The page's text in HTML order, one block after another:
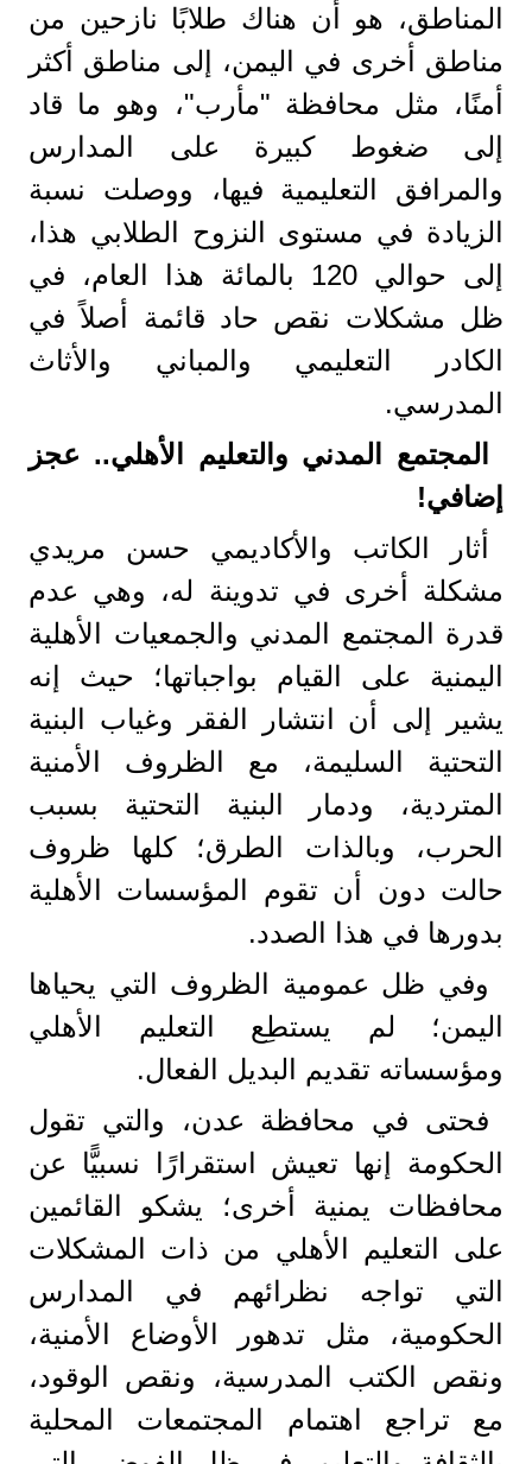
المناطق، هو أن هناك طلابًا نازحين من
مناطق أخرى في اليمن، إلى مناطق أكثر
أمنًا، مثل محافظة "مأرب"، وهو ما قاد
إلى ضغوط كبيرة على المدارس
والمرافق التعليمية فيها، ووصلت نسبة
الزيادة في مستوى النزوح الطلابي هذا،
إلى حوالي 120 بالمائة هذا العام، في
ظل مشكلات نقص حاد قائمة أصلاً في
الكادر التعليمي والمباني والأثاث
المدرسي.
المجتمع المدني والتعليم الأهلي.. عجز
إضافي!
أثار الكاتب والأكاديمي حسن مريدي
مشكلة أخرى في تدوينة له، وهي عدم
قدرة المجتمع المدني والجمعيات الأهلية
اليمنية على القيام بواجباتها؛ حيث إنه
يشير إلى أن انتشار الفقر وغياب البنية
التحتية السليمة، مع الظروف الأمنية
المتردية، ودمار البنية التحتية بسبب
الحرب، وبالذات الطرق؛ كلها ظروف
حالت دون أن تقوم المؤسسات الأهلية
بدورها في هذا الصدد.
وفي ظل عمومية الظروف التي يحياها
اليمن؛ لم يستطِع التعليم الأهلي
ومؤسساته تقديم البديل الفعال.
فحتى في محافظة عدن، والتي تقول
الحكومة إنها تعيش استقرارًا نسبيًّا عن
محافظات يمنية أخرى؛ يشكو القائمين
على التعليم الأهلي من ذات المشكلات
التي تواجه نظرائهم في المدارس
الحكومية، مثل تدهور الأوضاع الأمنية،
ونقص الكتب المدرسية، ونقص الوقود،
مع تراجع اهتمام المجتمعات المحلية